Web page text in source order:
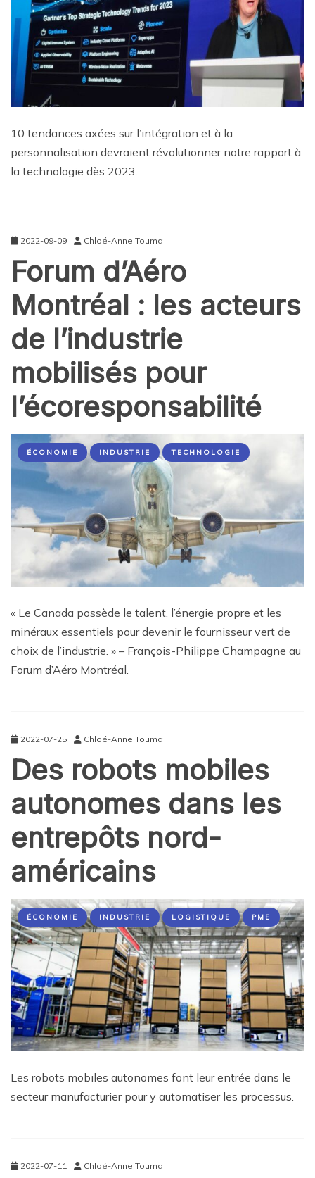
10 tendances axées sur l’intégration et à la
personnalisation devraient révolutionner notre rapport à
la technologie dès 2023.
2022-09-09 Chloé-Anne Touma
Forum d’Aéro
Montréal : les acteurs
de l’industrie
mobilisés pour
l’écoresponsabilité
ÉCONOMIE INDUSTRIE TECHNOLOGIE
« Le Canada possède le talent, l’énergie propre et les
minéraux essentiels pour devenir le fournisseur vert de
choix de l’industrie. » – François-Philippe Champagne au
Forum d’Aéro Montréal.
2022-07-25 Chloé-Anne Touma
Des robots mobiles
autonomes dans les
entrepôts nord-
américains
ÉCONOMIE INDUSTRIE LOGISTIQUE PME
Les robots mobiles autonomes font leur entrée dans le
secteur manufacturier pour y automatiser les processus.
2022-07-11 Chloé-Anne Touma